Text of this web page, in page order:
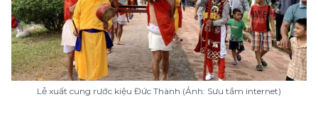
Lễ xuất cung rước kiệu Đức Thành (Ảnh: Sưu tầm internet)